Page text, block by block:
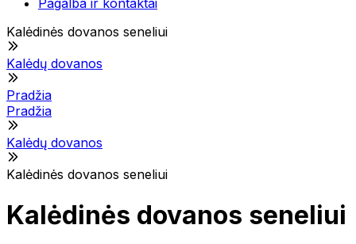
Pagalba ir kontaktai
Kalėdinės dovanos seneliui
Kalėdų dovanos
Pradžia
Pradžia
Kalėdų dovanos
Kalėdinės dovanos seneliui
Kalėdinės dovanos seneliui